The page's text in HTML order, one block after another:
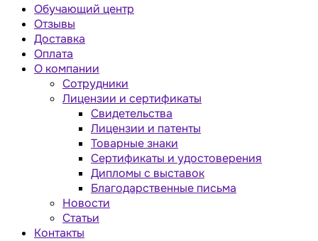
Обучающий центр
Отзывы
Доставка
Оплата
О компании
Сотрудники
Лицензии и сертификаты
Свидетельства
Лицензии и патенты
Товарные знаки
Сертификаты и удостоверения
Дипломы с выставок
Благодарственные письма
Новости
Статьи
Контакты